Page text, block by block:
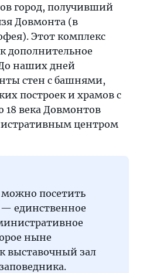
город, получивший
Довмонта (в
Этот комплекс
дополнительное
наших дней
стен с башнями,
построек и храмов с
18 века Довмонтов
центром
можно посетить
единственное
ныне
выставочный зал